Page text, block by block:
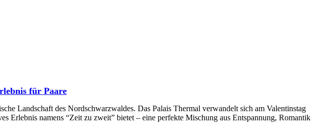
für Paare
Landschaft des Nordschwarzwaldes. Das Palais Thermal verwandelt sich am Valentinstag
Erlebnis namens “Zeit zu zweit” bietet – eine perfekte Mischung aus Entspannung, Romantik